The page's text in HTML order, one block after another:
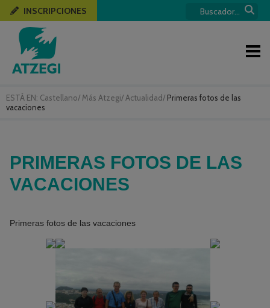
ESTÁ EN: Castellano/ Más Atzegi/ Actualidad/ Primeras fotos de las
vacaciones
INSCRIPCIONES
PRIMERAS FOTOS DE LAS
VACACIONES
Primeras fotos de las vacaciones